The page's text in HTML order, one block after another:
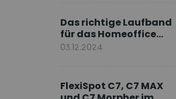
Das richtige Laufband
für das Homeoffice
wählen
03.12.2024
FlexiSpot C7, C7 MAX